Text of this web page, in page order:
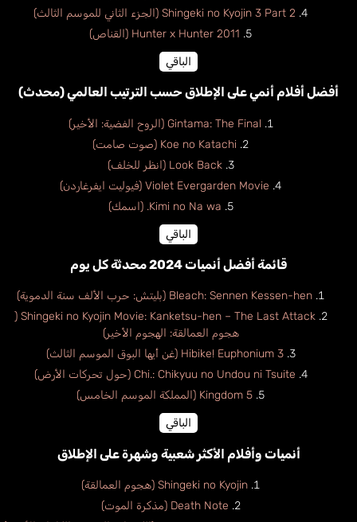
Shingeki no Kyojin 3 Part 2 (الجزء الثاني للموسم الثالث)
Hunter x Hunter 2011 (القناص)
الباقي
أفضل أفلام أنمي على الإطلاق حسب الترتيب العالمي (محدث)
Gintama: The Final (الروح الفضية: الأخير)
Koe no Katachi (صوت صامت)
Look Back (انظر للخلف)
Violet Evergarden Movie (فيوليت ايفرغاردن)
Kimi no Na wa. (اسمك)
الباقي
قائمة أفضل أنميات 2024 محدثة كل يوم
Bleach: Sennen Kessen-hen (بليتش: حرب الألف سنة الدموية)
Shingeki no Kyojin Movie: Kanketsu-hen – The Last Attack (
هجوم العمالقة: الهجوم الأخير)
Hibike! Euphonium 3 (غن أيها البوق الموسم الثالث)
Chi.: Chikyuu no Undou ni Tsuite (حول تحركات الأرض)
Kingdom 5 (المملكة الموسم الخامس)
الباقي
أنميات وأفلام الأكثر شعبية وشهرة على الإطلاق
Shingeki no Kyojin (هجوم العمالقة)
Death Note (مذكرة الموت)